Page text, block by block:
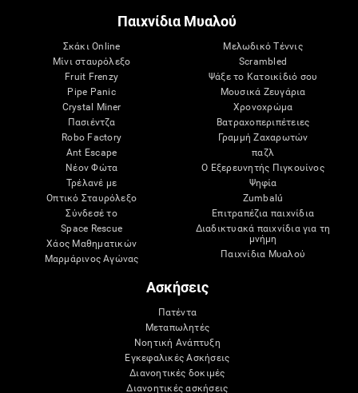
Παιχνίδια Μυαλού
Σκάκι Online
Μίνι σταυρόλεξο
Fruit Frenzy
Pipe Panic
Crystal Miner
Πασιέντζα
Robo Factory
Ant Escape
Νέον Φώτα
Τρέλανέ με
Οπτικό Σταυρόλεξο
Σύνδεσέ το
Space Rescue
Χάος Μαθηματικών
Μαρμάρινος Αγώνας
Μελωδικό Τέννις
Scrambled
Ψάξε το Κατοικίδιό σου
Μουσικά Ζευγάρια
Χρονοχρώμα
Βατραχοπεριπέτειες
Γραμμή Ζαχαρωτών
παζλ
Ο Εξερευνητής Πιγκουίνος
Ψηφία
Zumbalú
Επιτραπέζια παιχνίδια
Διαδικτυακά παιχνίδια για τη
μνήμη
Παιχνίδια Μυαλού
Ασκήσεις
Πατέντα
Μεταπωλητές
Νοητική Ανάπτυξη
Εγκεφαλικές Ασκήσεις
Διανοητικές δοκιμές
Διανοητικές ασκήσεις